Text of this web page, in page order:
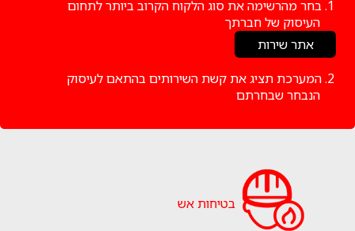
1. בחר מהרשימה את סוג הלקוח הקרוב ביותר לתחום
העיסוק של חברתך
2. המערכת תציג את קשת השירותים בהתאם לעיסוק
הנבחר שבחרתם
בטיחות אש